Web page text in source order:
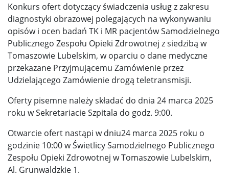
Konkurs ofert dotyczący świadczenia usług z zakresu
diagnostyki obrazowej polegających na wykonywaniu
opisów i ocen badań TK i MR pacjentów Samodzielnego
Publicznego Zespołu Opieki Zdrowotnej z siedzibą w
Tomaszowie Lubelskim, w oparciu o dane medyczne
przekazane Przyjmującemu Zamówienie przez
Udzielającego Zamówienie drogą teletransmisji.
Oferty pisemne należy składać do dnia 24 marca 2025
roku w Sekretariacie Szpitala do godz. 9:00.
Otwarcie ofert nastąpi w dniu24 marca 2025 roku o
godzinie 10:00 w Świetlicy Samodzielnego Publicznego
Zespołu Opieki Zdrowotnej w Tomaszowie Lubelskim,
Al. Grunwaldzkie 1.